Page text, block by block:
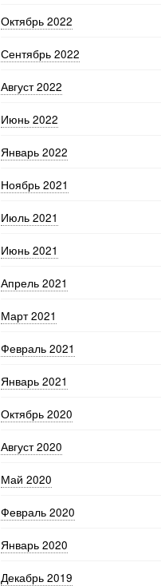
Октябрь 2022
Сентябрь 2022
Август 2022
Июнь 2022
Январь 2022
Ноябрь 2021
Июль 2021
Июнь 2021
Апрель 2021
Март 2021
Февраль 2021
Январь 2021
Октябрь 2020
Август 2020
Май 2020
Февраль 2020
Январь 2020
Декабрь 2019